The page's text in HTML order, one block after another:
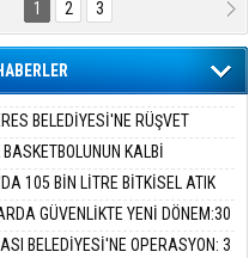
Kuşaklararası
Faturası
Sığmazam
İnsan
1 2 3
BELEDİYESİ'NE RÜŞVET
BAŞKANI İLKAY ÇİÇEK
EDİLDİ
KALBİ
105 BİN LİTRE BİTKİSEL ATIK
GÜVENLİKTE YENİ DÖNEM:30
ALINACAK DEDEKTÖRLÜ ARAMA
BELEDİYESİ'NE OPERASYON: 3